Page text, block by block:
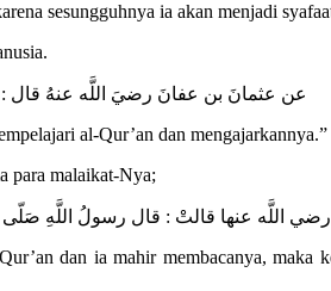
sesungguhnya ia akan menjadi
عن عثمانَ بن عفانَ رضيَ اللَّه عنهُ قال :
al-Qur’an dan
para malaikat-Nya;
dan ia mahir membacanya,